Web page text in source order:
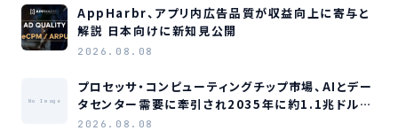
AppHarbr、アプリ内広告品質が収益向上に寄与と
解説 日本向けに新知見公開
2026.08.08
No Image
プロセッサ・コンピューティングチップ市場、AIとデー
タセンター需要に牽引され2035年に約1.1兆ドル規
模へ成長か
2026.08.08